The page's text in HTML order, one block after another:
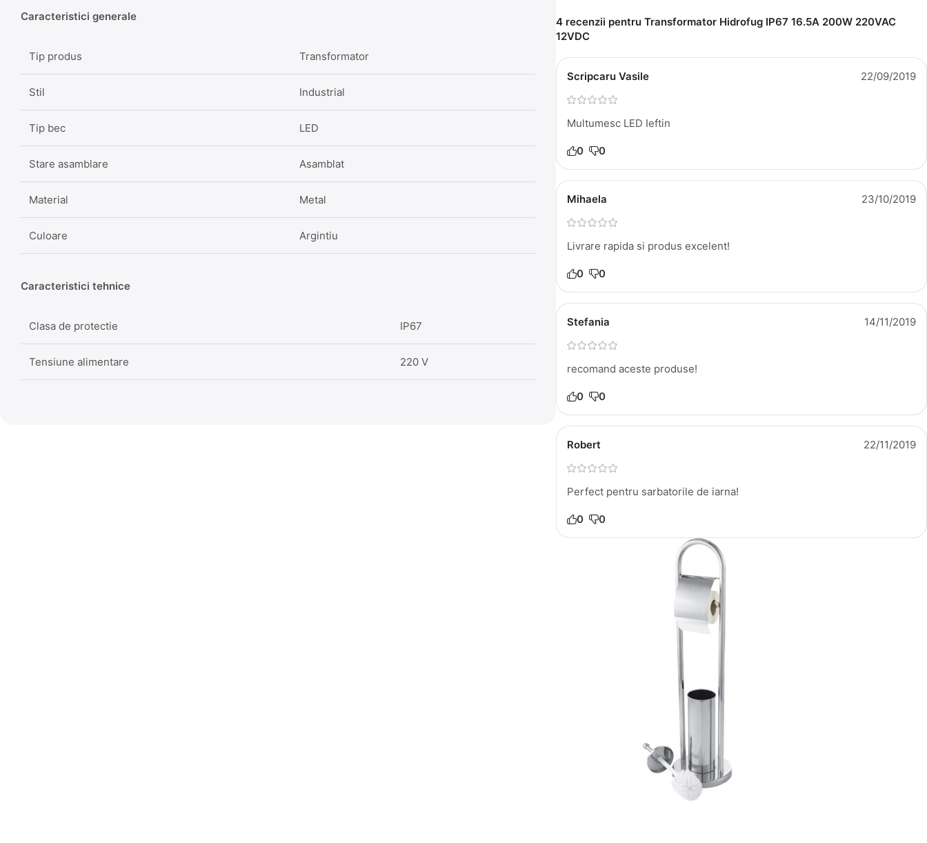
Caracteristici generale
Tip produs Transformator
Stil Industrial
Tip bec LED
Stare asamblare Asamblat
Material Metal
Culoare Argintiu
Caracteristici tehnice
Clasa de protectie IP67
Tensiune alimentare 220 V
4 recenzii pentruTransformator Hidrofug IP67 16.5A 200W 220VAC
12VDC
Scripcaru Vasile 22/09/2019
Multumesc LED Ieftin
0 0
Mihaela 23/10/2019
Livrare rapida si produs excelent!
0 0
Stefania 14/11/2019
recomand aceste produse!
0 0
Robert 22/11/2019
Perfect pentru sarbatorile de iarna!
0 0